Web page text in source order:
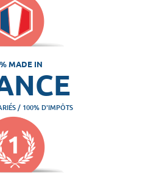
MADE IN
/ 100% D'IMPÔTS